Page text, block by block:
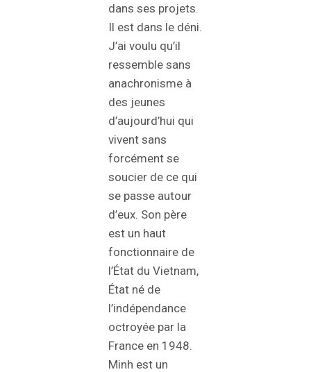
dans ses projets.
Il est dans le déni.
J’ai voulu qu’il
ressemble sans
anachronisme à
des jeunes
d’aujourd’hui qui
vivent sans
forcément se
soucier de ce qui
se passe autour
d’eux. Son père
est un haut
fonctionnaire de
l’État du Vietnam,
État né de
l’indépendance
octroyée par la
France en 1948.
Minh est un